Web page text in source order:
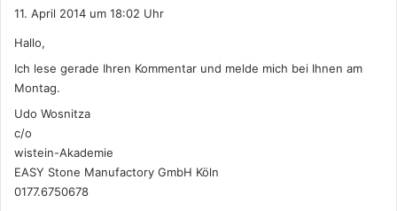
:
11. April 2014 um 18:02 Uhr
Hallo,
Ich lese gerade Ihren Kommentar und melde mich bei Ihnen am
Montag.
Udo Wosnitza
c/o
wistein-Akademie
EASY Stone Manufactory GmbH Köln
0177.6750678